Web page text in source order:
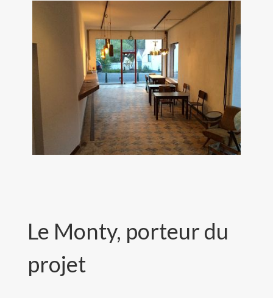
Le Monty, porteur du
projet